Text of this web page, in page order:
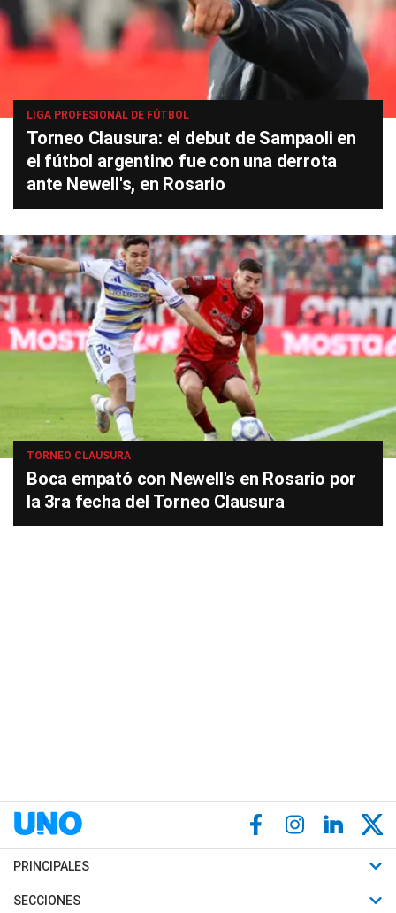
LIGA PROFESIONAL DE FÚTBOL
Torneo Clausura: el debut de Sampaoli en
el fútbol argentino fue con una derrota
ante Newell's, en Rosario
TORNEO CLAUSURA
Boca empató con Newell's en Rosario por
la 3ra fecha del Torneo Clausura
PRINCIPALES
Últimas Noticias
SECCIONES